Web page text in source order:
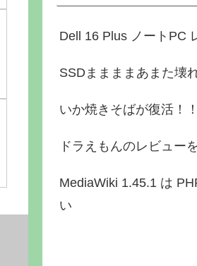
Dell 16 Plus ノートPC
SSDままままあまた壊
いか焼きそばが復活！
ドラえもんのレビュー
MediaWiki 1.45.1 は
い